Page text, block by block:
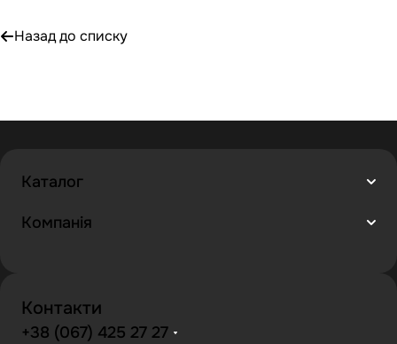
Назад до списку
Каталог
Компанія
Контакти
+38 (067) 425 27 27